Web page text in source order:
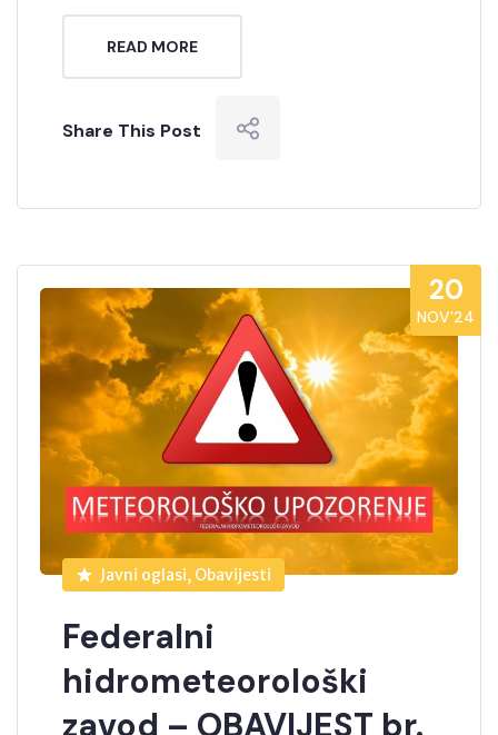
READ MORE
Share This Post
20
NOV’24
Javni oglasi, Obavijesti
Federalni
hidrometeorološki
zavod – OBAVIJEST br.